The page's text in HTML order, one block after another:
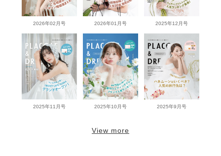
2026年02月号 2026年01月号 2025年12月号
2025年11月号 2025年10月号 2025年9月号
View more